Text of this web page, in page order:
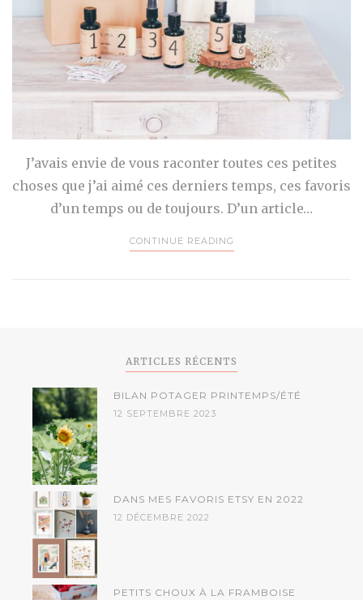
J’avais envie de vous raconter toutes ces petites
choses que j’ai aimé ces derniers temps, ces favoris
d’un temps ou de toujours. D’un article…
CONTINUE READING
ARTICLES RÉCENTS
BILAN POTAGER PRINTEMPS/ÉTÉ
12 SEPTEMBRE 2023
DANS MES FAVORIS ETSY EN 2022
12 DÉCEMBRE 2022
PETITS CHOUX À LA FRAMBOISE